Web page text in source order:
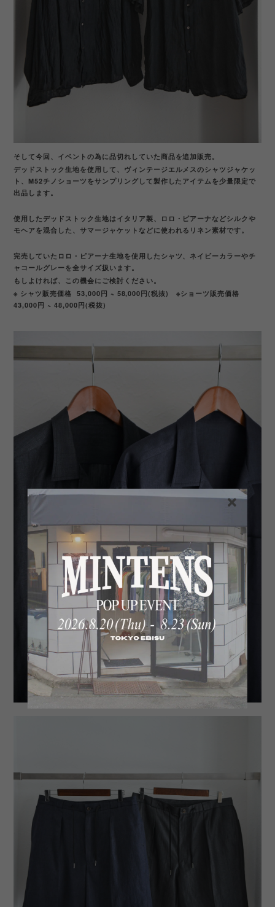
そして今回、イベントの為に品切れしていた商品を追加販売。
デッドストック生地を使用して、ヴィンテージエルメスのシャツジャケッ
ト、M52チノショーツをサンプリングして製作したアイテムを少量限定で
出品します。
使用したデッドストック生地はイタリア製、ロロ・ピアーナなどシルクや
モヘアを混合した、サマージャケットなどに使われるリネン素材です。
完売していたロロ・ピアーナ生地を使用したシャツ、ネイビーカラーやチ
ャコールグレーを全サイズ扱います。
もしよければ、この機会にご検討ください。
※ シャツ販売価格 53,000円 ~ 58,000円(税抜) ※ショーツ販売価格
43,000円 ~ 48,000円(税抜)